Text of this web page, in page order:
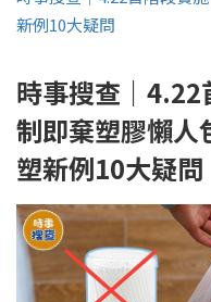
新例10大疑問
時事搜查｜4.22
制即棄塑膠懶人
塑新例10大疑問